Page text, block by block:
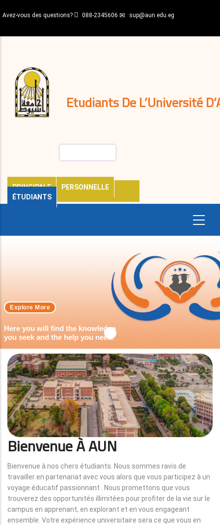
au
principal
Avez-vous des questions? 088-2345606 sup@aun.edu.eg
Etudiants De L’Université
PRINCIPALE
PERSONNELLE
ÉTUDIANTS
décisions
Expatriés
Journal
Here you will find the knowledge
you seek and the help you need.
Explore More
Bienvenue À AUN
Bienvenue à nos chers étudiants. Nous sommes ravis de
travailler en partenariat avec vous alors que vous participez à un
voyage éducatif passionnant . Nous promettons que vous
trouverez des opportunités illimitées pour profiter de la vie sur le
campus en apprenant, en explorant et en vous engageant
ensemble. Votre expérience universitaire sera ce que vous en